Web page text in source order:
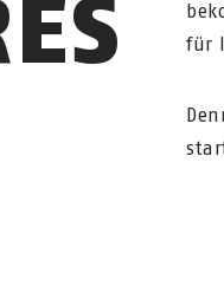
für